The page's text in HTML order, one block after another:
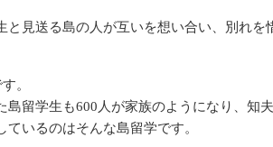
と見送る島の人が互いを想い合い、別れを
。
島留学生も600 人が家族のようになり、知
いるのはそんな島留学です。